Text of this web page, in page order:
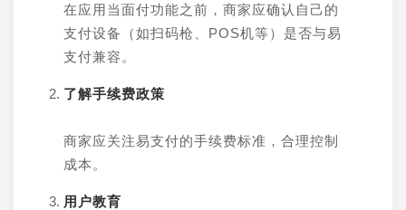
在应用当面付功能之前，商家应确认自己的
支付设备（如扫码枪、POS机等）是否与易
支付兼容。
了解手续费政策
商家应关注易支付的手续费标准，合理控制
成本。
用户教育